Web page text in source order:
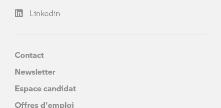
Linkedin
Contact
Newsletter
Espace candidat
Offres d'emploi